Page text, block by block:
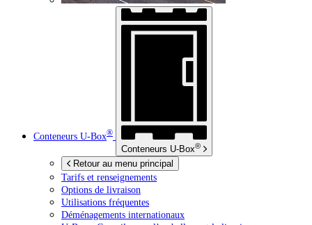
Conteneurs U-Box®
Conteneurs U-Box®
Retour au menu principal
Tarifs et renseignements
Options de livraison
Utilisations fréquentes
Déménagements internationaux